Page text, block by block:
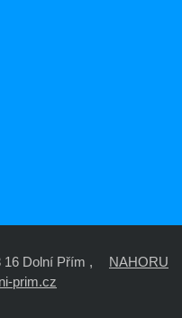
NAHORU
Dolní Přím ,
prim.cz